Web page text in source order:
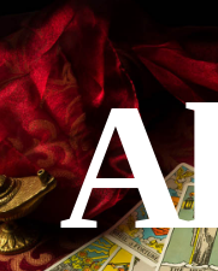
Skip
to
content